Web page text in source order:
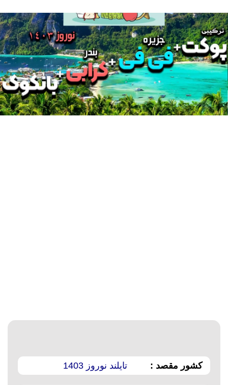
کشور مقصد : تایلند نوروز 1403